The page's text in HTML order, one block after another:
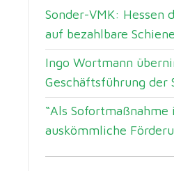
Sonder-VMK: Hessen
auf bezahlbare Schiene
Ingo Wortmann
Geschäftsführung der
“Als Sofortmaßnahme
auskömmliche